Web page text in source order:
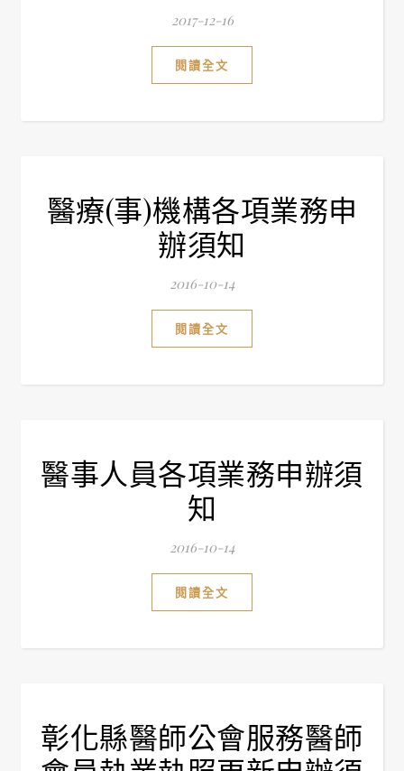
2017-12-16
閱讀全文
醫療(事)機構各項業務申
辦須知
2016-10-14
閱讀全文
醫事人員各項業務申辦須
知
2016-10-14
閱讀全文
彰化縣醫師公會服務醫師